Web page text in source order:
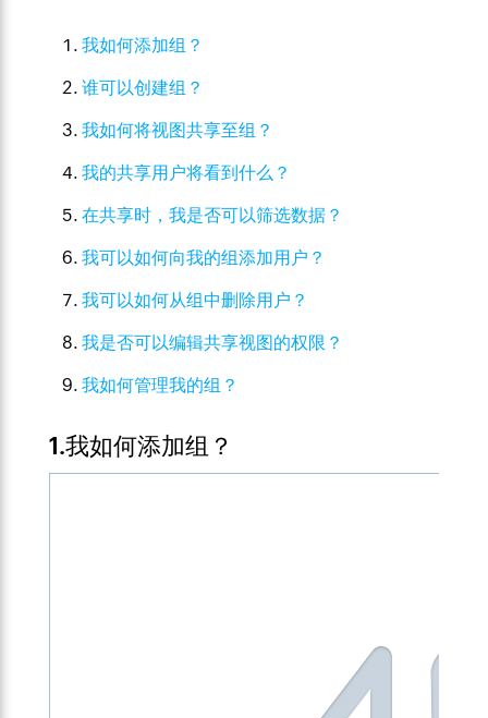
我如何添加组？
谁可以创建组？
我如何将视图共享至组？
我的共享用户将看到什么？
在共享时，我是否可以筛选数据？
我可以如何向我的组添加用户？
我可以如何从组中删除用户？
我是否可以编辑共享视图的权限？
我如何管理我的组？
1.我如何添加组？